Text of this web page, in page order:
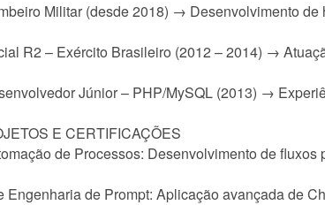
Militar (desde 2018) → Desenvolvimento
R2 – Exército Brasileiro (2012 – 2014) →
Júnior – PHP/MySQL (2013) →
E CERTIFICAÇÕES
de Processos: Desenvolvimento de
Engenharia de Prompt: Aplicação avançada de